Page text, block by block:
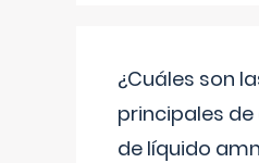
¿Cuáles son
principales
de líquido